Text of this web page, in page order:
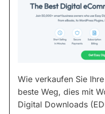
Wie verkaufen Sie
beste Weg, dies mit
Digital Downloads